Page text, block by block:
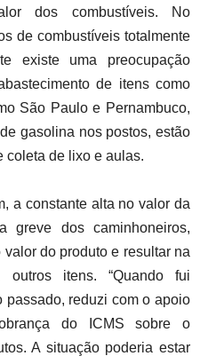
dos combustíveis. No
de combustíveis totalmente
existe uma preocupação
de itens como
São Paulo e Pernambuco,
gasolina nos postos, estão
coleta de lixo e aulas.
a constante alta no valor da
dos caminhoneiros,
do produto e resultar na
itens. “Quando fui
passado, reduzi com o apoio
do ICMS sobre o
A situação poderia estar